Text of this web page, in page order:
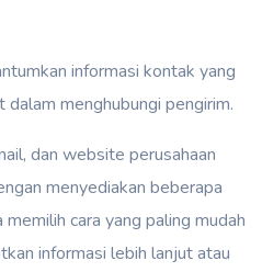
informasi kontak yang
menghubungi pengirim.
dan website perusahaan
menyediakan beberapa
cara yang paling mudah
informasi lebih lanjut atau